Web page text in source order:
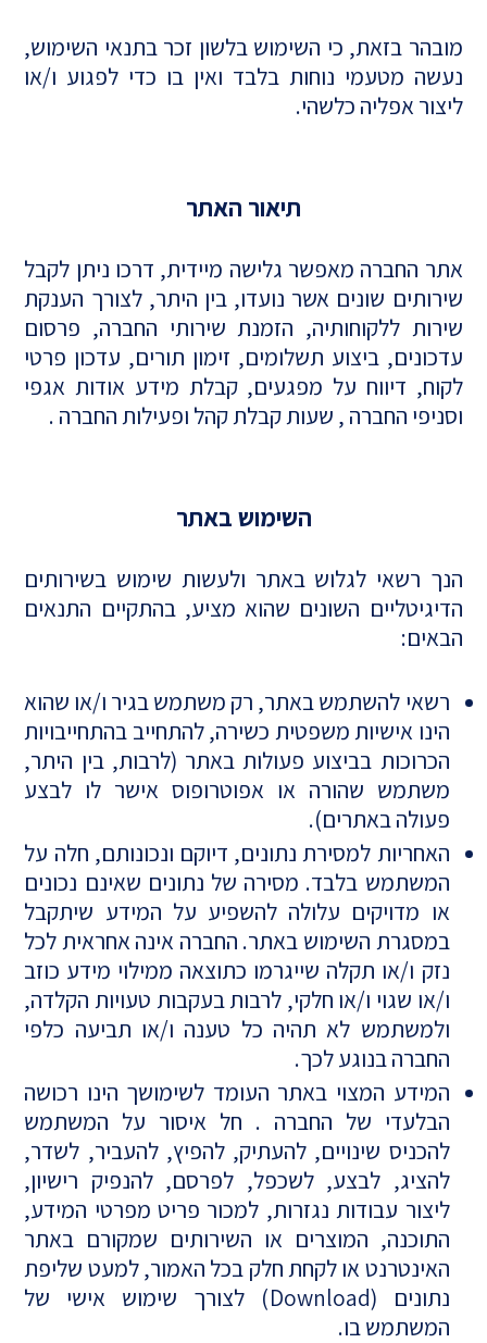
מובהר בזאת, כי השימוש בלשון זכר בתנאי השימוש,
נעשה מטעמי נוחות בלבד ואין בו כדי לפגוע ו/או
ליצור אפליה כלשהי.
תיאור האתר
אתר החברה מאפשר גלישה מיידית, דרכו ניתן לקבל
שירותים שונים אשר נועדו, בין היתר, לצורך הענקת
שירות ללקוחותיה, הזמנת שירותי החברה, פרסום
עדכונים, ביצוע תשלומים, זימון תורים, עדכון פרטי
לקוח, דיווח על מפגעים, קבלת מידע אודות אגפי
וסניפי החברה , שעות קבלת קהל ופעילות החברה .
השימוש באתר
הנך רשאי לגלוש באתר ולעשות שימוש בשירותים
הדיגיטליים השונים שהוא מציע, בהתקיים התנאים
הבאים:
רשאי להשתמש באתר, רק משתמש בגיר ו/או שהוא
הינו אישיות משפטית כשירה, להתחייב בהתחייבויות
הכרוכות בביצוע פעולות באתר (לרבות, בין היתר,
משתמש שהורה או אפוטרופוס אישר לו לבצע
פעולה באתרים).
האחריות למסירת נתונים, דיוקם ונכונותם, חלה על
המשתמש בלבד. מסירה של נתונים שאינם נכונים
או מדויקים עלולה להשפיע על המידע שיתקבל
במסגרת השימוש באתר. החברה אינה אחראית לכל
נזק ו/או תקלה שייגרמו כתוצאה ממילוי מידע כוזב
ו/או שגוי ו/או חלקי, לרבות בעקבות טעויות הקלדה,
ולמשתמש לא תהיה כל טענה ו/או תביעה כלפי
החברה בנוגע לכך.
המידע המצוי באתר העומד לשימושך הינו רכושה
הבלעדי של החברה . חל איסור על המשתמש
להכניס שינויים, להעתיק, להפיץ, להעביר, לשדר,
להציג, לבצע, לשכפל, לפרסם, להנפיק רישיון,
ליצור עבודות נגזרות, למכור פריט מפרטי המידע,
התוכנה, המוצרים או השירותים שמקורם באתר
האינטרנט או לקחת חלק בכל האמור, למעט שליפת
נתונים (Download) לצורך שימוש אישי של
המשתמש בו.